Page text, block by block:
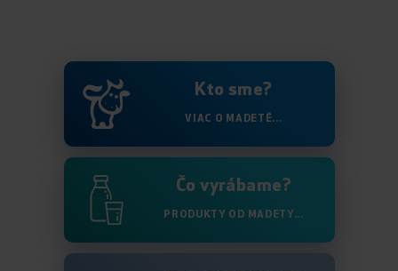
Kto sme?
VIAC O MADETĚ...
Čo vyrábame?
PRODUKTY OD MADETY...